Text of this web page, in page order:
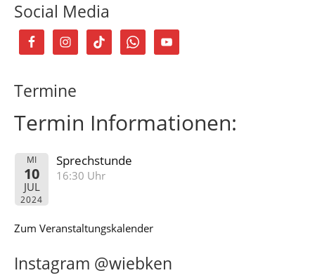
Social Media
Termine
Termin Informationen:
MI
10
JUL
2024
Sprechstunde
16:30 Uhr
Zum Veranstaltungskalender
Instagram @wiebken